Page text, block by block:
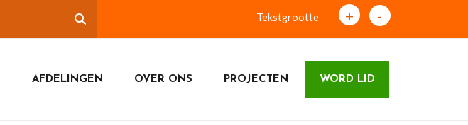
Tekstgrootte + -
AFDELINGEN OVER ONS PROJECTEN WORD LID